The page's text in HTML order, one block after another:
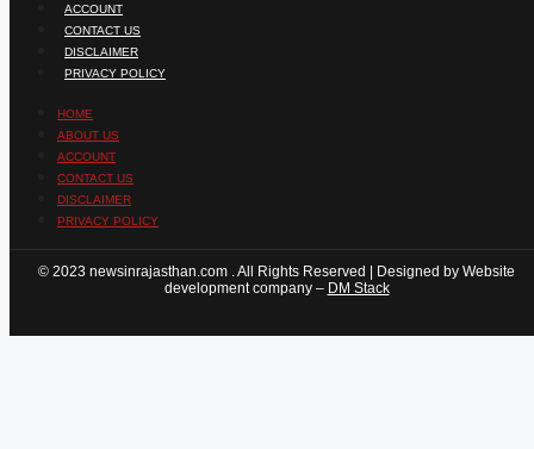
ACCOUNT
CONTACT US
DISCLAIMER
PRIVACY POLICY
HOME
ABOUT US
ACCOUNT
CONTACT US
DISCLAIMER
PRIVACY POLICY
© 2023 newsinrajasthan.com . All Rights Reserved | Designed by Website
development company – DM Stack